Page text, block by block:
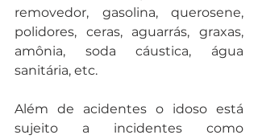
removedor, gasolina, querosene,
polidores, ceras, aguarrás, graxas,
amônia, soda cáustica, água
sanitária, etc.
Além de acidentes o idoso está
sujeito a incidentes como